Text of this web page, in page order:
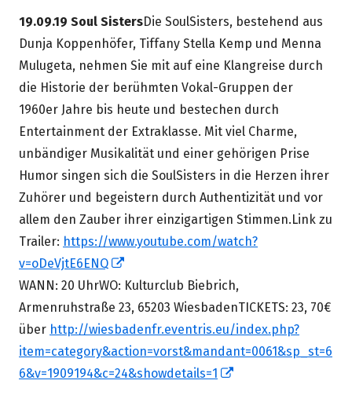
Fenster
öffnen
19.09.19 Soul SistersDie SoulSisters, bestehend aus
Dunja Koppenhöfer, Tiffany Stella Kemp und Menna
Mulugeta, nehmen Sie mit auf eine Klangreise durch
die Historie der berühmten Vokal-Gruppen der
1960er Jahre bis heute und bestechen durch
Entertainment der Extraklasse. Mit viel Charme,
unbändiger Musikalität und einer gehörigen Prise
Humor singen sich die SoulSisters in die Herzen ihrer
Zuhörer und begeistern durch Authentizität und vor
allem den Zauber ihrer einzigartigen Stimmen.Link zu
Trailer: https://www.youtube.com/watch?
v=oDeVjtE6ENQ
neuem
Fenster
öffnen
WANN: 20 UhrWO: Kulturclub Biebrich,
Armenruhstraße 23, 65203 WiesbadenTICKETS: 23, 70€
über http://wiesbadenfr.eventris.eu/index.php?
item=category&action=vorst&mandant=0061&sp_st=6
6&v=1909194&c=24&showdetails=1